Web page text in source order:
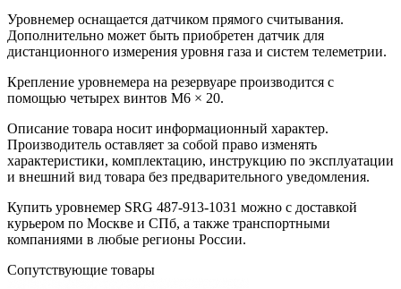
Уровнемер оснащается датчиком прямого считывания.
Дополнительно может быть приобретен датчик для
дистанционного измерения уровня газа и систем телеметрии.
Крепление уровнемера на резервуаре производится с
помощью четырех винтов М6 × 20.
Описание товара носит информационный характер.
Производитель оставляет за собой право изменять
характеристики, комплектацию, инструкцию по эксплуатации
и внешний вид товара без предварительного уведомления.
Купить уровнемер SRG 487-913-1031 можно с доставкой
курьером по Москве и СПб, а также транспортными
компаниями в любые регионы России.
Сопутствующие товары